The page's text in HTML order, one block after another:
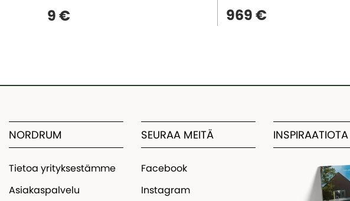
9 € 969 €
NORDRUM
Tietoa yrityksestämme
Asiakaspalvelu
SEURAA MEITÄ
Facebook
Instagram
INSPIRAATIOTA